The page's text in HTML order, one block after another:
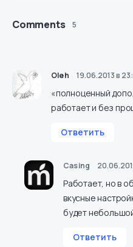
Comments 5
Oleh 19.06.2013 в
«полноценный
работает и без
Ответить
Casing
Работает, но в
вкусные
будет
Ответить